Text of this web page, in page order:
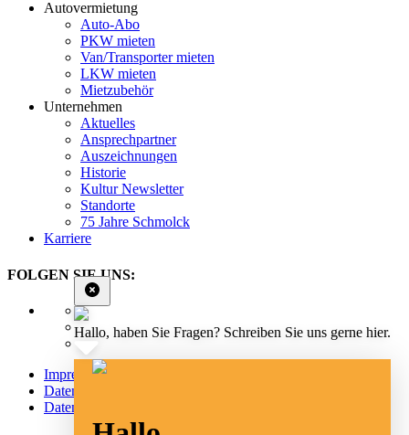
Autovermietung
Auto-Abo
PKW mieten
Van/Transporter mieten
LKW mieten
Mietzubehör
Unternehmen
Aktuelles
Ansprechpartner
Auszeichnungen
Historie
Kultur Newsletter
Standorte
75 Jahre Schmolck
Karriere
FOLGEN SIE UNS:
Impressum
Datenschutz
Datenschutz Social Media
Hallo, haben Sie Fragen? Schreiben Sie uns gerne hier.